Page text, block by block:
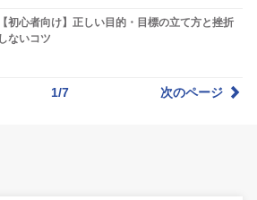
【初心者向け】正しい目的・目標の立て方と挫折
しないコツ
1/7 次のページ